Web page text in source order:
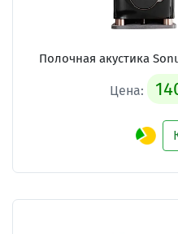
Полочная акустика
Цена: